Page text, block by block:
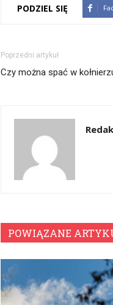
PODZIEL SIĘ
Poprzedni artykuł
Czy można spać w
POWIĄZANE